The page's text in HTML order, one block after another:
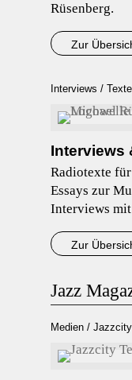
Rüsenberg.
Zur
Interviews / Texte
Interviews
Radiotexte
Essays zur
Interviews
Zur
Jazz
Medien / Jazzcity